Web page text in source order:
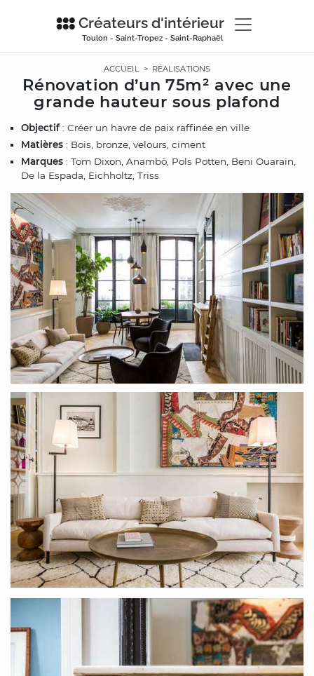
Créateurs d'intérieur
Toulon - Saint-Tropez - Saint-Raphaël
ACCUEIL> RÉALISATIONS
Rénovation d’un 75m² avec une
grande hauteur sous plafond
Objectif: Créer un havre de paix raffinée en ville
Matières : Bois, bronze, velours, ciment
Marques : Tom Dixon, Anambô, Pols Potten, Beni Ouarain,
De la Espada, Eichholtz, Triss